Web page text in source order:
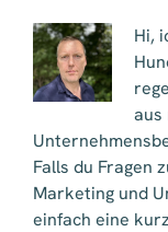
Hi,
aus
Falls du Fragen
Marketing und
einfach eine